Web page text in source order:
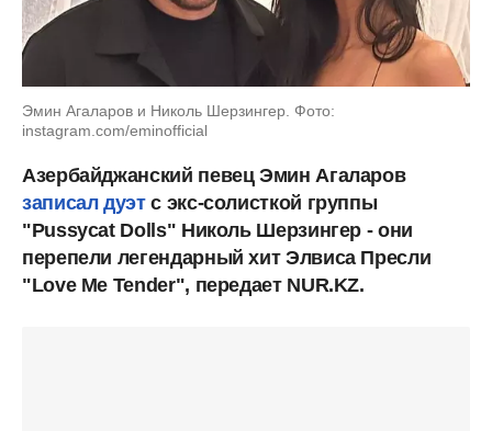
Эмин Агаларов и Николь Шерзингер. Фото:
instagram.com/eminofficial
Азербайджанский певец Эмин Агаларов
записал дуэтс экс-солисткой группы
"Pussycat Dolls" Николь Шерзингер - они
перепели легендарный хит Элвиса Пресли
"Love Me Tender", передает NUR.KZ.